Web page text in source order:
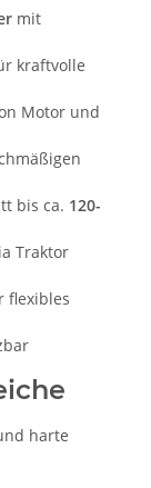
mit
kraftvolle
Motor und
bis ca. 120-
Traktor
flexibles
harte